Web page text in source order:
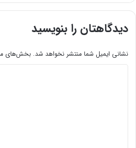
دیدگاهتان را بنویسید
نشانی ایمیل شما منتشر نخواهد شد. بخش‌های